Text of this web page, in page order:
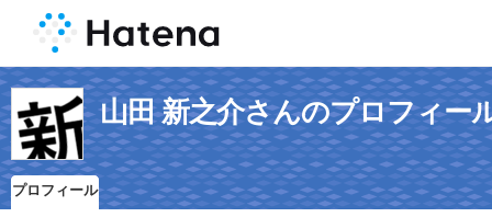
山田 新之介さんのプロフィー
プロフィール